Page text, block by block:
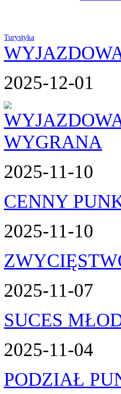
Turystyka
2025-12-01
2025-11-10
CENNY
2025-11-10
2025-11-07
SUCES
2025-11-04
PODZIAŁ